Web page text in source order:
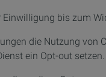
bis zum
die Nutzung
ein Opt-out setzen.